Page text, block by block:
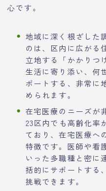
心です。
地域に深く根ざした
のは、区内に広がる
立地する「かかりつ
生活に寄り添い、何
ポートする、非常に
められます。
在宅医療のニーズが
23区内でも高齢化率
ており、在宅医療へ
特徴です。医師や看
いった多職種と密に
括的にサポートする
挑戦できます。